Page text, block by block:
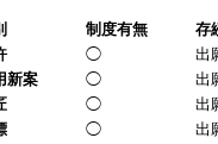
制度有無
存
◯
出
新案
◯
出
◯
出
◯ 出